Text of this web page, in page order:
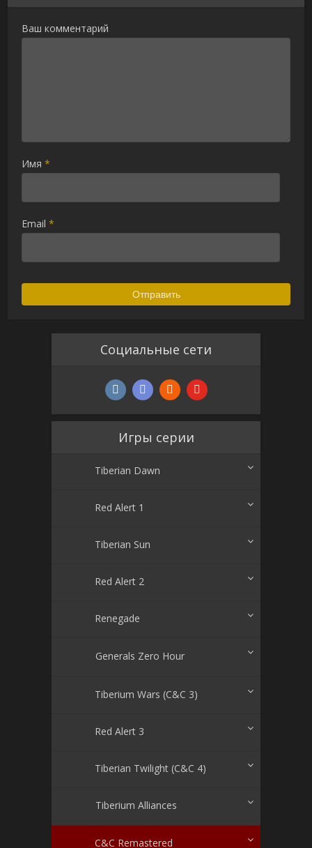
Ваш комментарий
Имя*
Email*
Социальные сети
Игры серии
Tiberian Dawn
Red Alert 1
Tiberian Sun
Red Alert 2
Renegade
Generals Zero Hour
Tiberium Wars (C&C 3)
Red Alert 3
Tiberian Twilight (C&C 4)
Tiberium Alliances
C&C Remastered